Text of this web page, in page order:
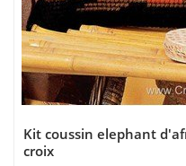
Kit coussin elephant
croix